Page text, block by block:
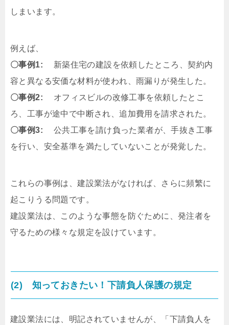
しまいます。
例えば、
〇事例1: 新築住宅の建設を依頼したところ、契約内
容と異なる安価な材料が使われ、雨漏りが発生した。
〇事例2: オフィスビルの改修工事を依頼したとこ
ろ、工事が途中で中断され、追加費用を請求された。
〇事例3: 公共工事を請け負った業者が、手抜き工事
を行い、安全基準を満たしていないことが発覚した。
これらの事例は、建設業法がなければ、さらに頻繁に
起こりうる問題です。
建設業法は、このような事態を防ぐために、発注者を
守るための様々な規定を設けています。
(2) 知っておきたい！下請負人保護の規定
建設業法には、明記されていませんが、「下請負人を